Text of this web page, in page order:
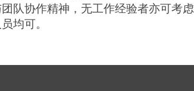
队协作精神，无工作经验者亦可考虑
均可。